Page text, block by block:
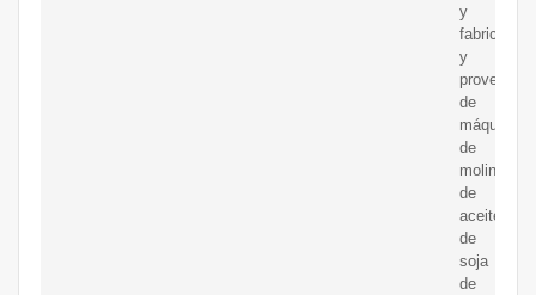
y
fabricantes
y
de
máquina
de
molino
de
aceite
de
soja
de